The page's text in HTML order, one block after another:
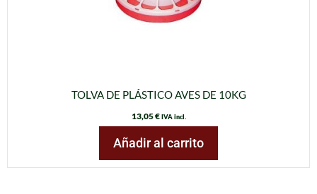
TOLVA DE PLÁSTICO AVES DE 10KG
13,05€ IVA incl.
Añadir al carrito